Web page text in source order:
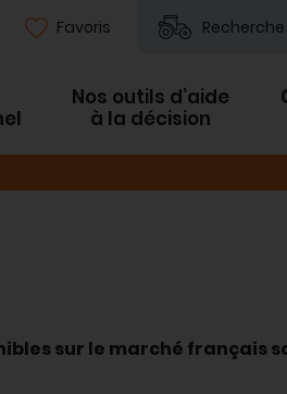
Favoris
Nos outils d’aide
à la décision
sur le marché français